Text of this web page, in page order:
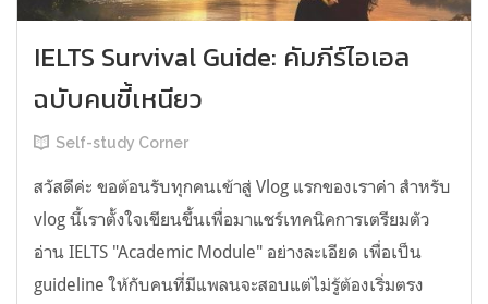
IELTS Survival Guide: คัมภีร์ไอเอล
ฉบับคนขี้เหนียว
Self-study Corner
สวัสดีค่ะ ขอต้อนรับทุกคนเข้าสู่ Vlog แรกของเราค่า สำหรับ
vlog นี้เราตั้งใจเขียนขึ้นเพื่อมาแชร์เทคนิคการเตรียมตัว
อ่าน IELTS "Academic Module" อย่างละเอียด เพื่อเป็น
guideline ให้กับคนที่มีแพลนจะสอบแต่ไม่รู้ต้องเริ่มตรง